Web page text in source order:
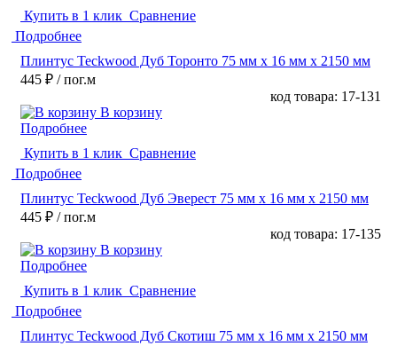
Купить в 1 клик Сравнение
Подробнее
Плинтус Teckwood Дуб Торонто 75 мм х 16 мм х 2150 мм
445 ₽ / пог.м
код товара: 17-131
В корзину
Подробнее
Купить в 1 клик Сравнение
Подробнее
Плинтус Teckwood Дуб Эверест 75 мм х 16 мм х 2150 мм
445 ₽ / пог.м
код товара: 17-135
В корзину
Подробнее
Купить в 1 клик Сравнение
Подробнее
Плинтус Teckwood Дуб Скотиш 75 мм х 16 мм х 2150 мм